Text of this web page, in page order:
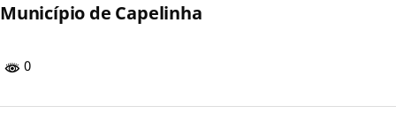
Município de Capelinha
0